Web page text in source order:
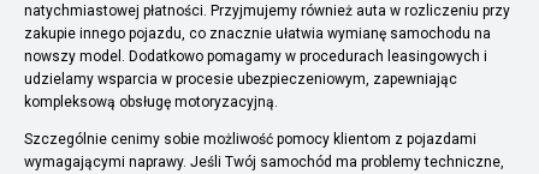
natychmiastowej płatności. Przyjmujemy również auta w rozliczeniu przy
zakupie innego pojazdu, co znacznie ułatwia wymianę samochodu na
nowszy model. Dodatkowo pomagamy w procedurach leasingowych i
udzielamy wsparcia w procesie ubezpieczeniowym, zapewniając
kompleksową obsługę motoryzacyjną.
Szczególnie cenimy sobie możliwość pomocy klientom z pojazdami
wymagającymi naprawy. Jeśli Twój samochód ma problemy techniczne,